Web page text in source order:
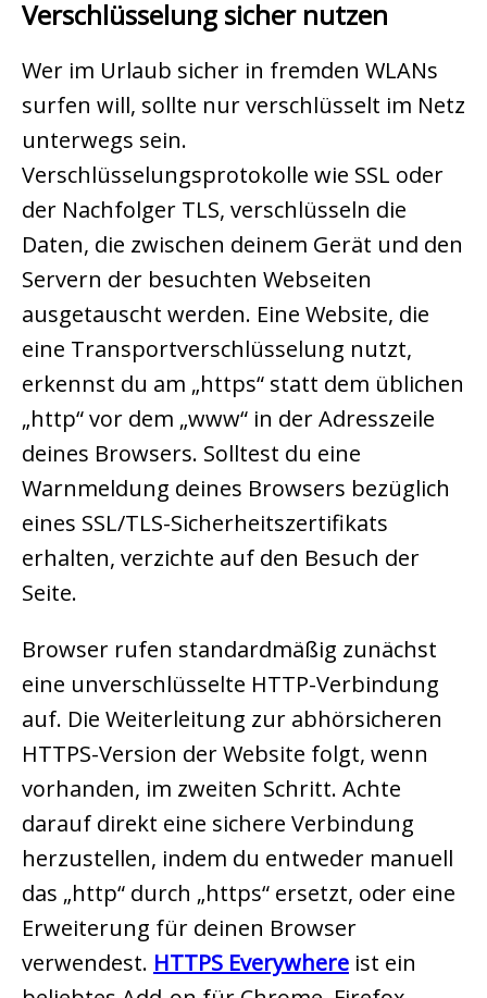
Verschlüsselung sicher nutzen
Wer im Urlaub sicher in fremden WLANs
surfen will, sollte nur verschlüsselt im Netz
unterwegs sein.
Verschlüsselungsprotokolle wie SSL oder
der Nachfolger TLS, verschlüsseln die
Daten, die zwischen deinem Gerät und den
Servern der besuchten Webseiten
ausgetauscht werden. Eine Website, die
eine Transportverschlüsselung nutzt,
erkennst du am „https“ statt dem üblichen
„http“ vor dem „www“ in der Adresszeile
deines Browsers. Solltest du eine
Warnmeldung deines Browsers bezüglich
eines SSL/TLS-Sicherheitszertifikats
erhalten, verzichte auf den Besuch der
Seite.
Browser rufen standardmäßig zunächst
eine unverschlüsselte HTTP-Verbindung
auf. Die Weiterleitung zur abhörsicheren
HTTPS-Version der Website folgt, wenn
vorhanden, im zweiten Schritt. Achte
darauf direkt eine sichere Verbindung
herzustellen, indem du entweder manuell
das „http“ durch „https“ ersetzt, oder eine
Erweiterung für deinen Browser
verwendest. HTTPS Everywhere ist ein